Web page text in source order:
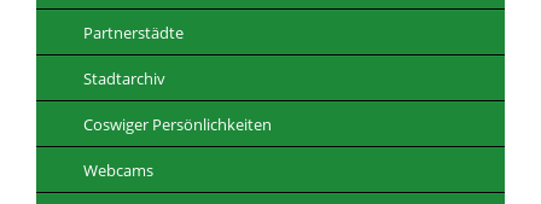
Partnerstädte
Stadtarchiv
Coswiger Persönlichkeiten
Webcams